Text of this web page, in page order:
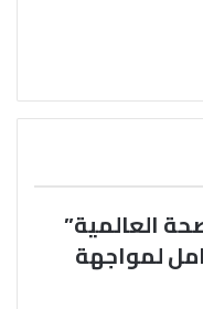
العالمية”
لمواجهة